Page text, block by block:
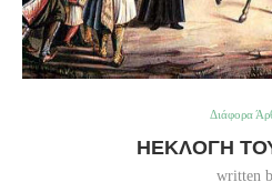
Διάφορα
ΗΕΚΛΟΓΉ
written